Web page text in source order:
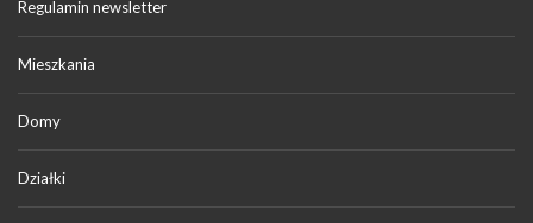
Regulamin newsletter
Mieszkania
Domy
Działki